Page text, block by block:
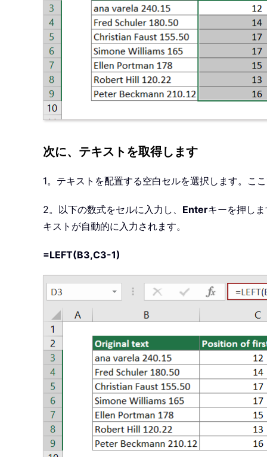
次に、テキストを取得します
1。テキストを配置する空白セルを選択します。こ
2。以下の数式をセルに入力し、 Enterキーを押し
キストが自動的に入力されます。
=LEFT(B3,C3-1)